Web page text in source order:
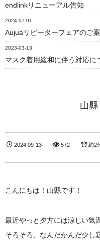
endlinkリニューアル告知
2024-07-01
Aujuaリピーターフェアのご
2023-03-13
マスク着用緩和に伴う対応に
山縣
2024-09-13 572 約2
こんにちは！山縣です！
最近やっと夕方には涼しい気
そろそろ、なんだかんだ少し